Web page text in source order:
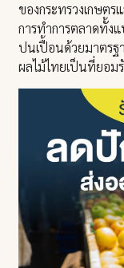
ของกระทรวงเกษต
การทำการตลาดทั้ง
ปนเปื้อนด้วยมาตรฐ
ผลไม้ไทยเป็นที่ยอม